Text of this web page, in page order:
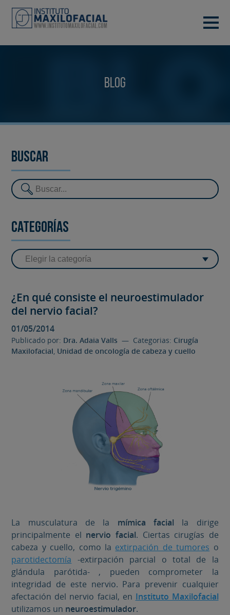
Blog
Buscar
Categorías
¿En qué consiste el neuroestimulador
del nervio facial?
01/05/2014
Publicado por: Dra. Adaia Valls — Categorias: Cirugía
Maxilofacial, Unidad de oncología de cabeza y cuello
La musculatura de la mímica facial la dirige
principalmente el nervio facial. Ciertas cirugías de
cabeza y cuello, como la extirpación de tumores o
parotidectomía -extirpación parcial o total de la
glándula parótida- , pueden comprometer la
integridad de este nervio. Para prevenir cualquier
afectación del nervio facial, en Instituto Maxilofacial
utilizamos un neuroestimulador.